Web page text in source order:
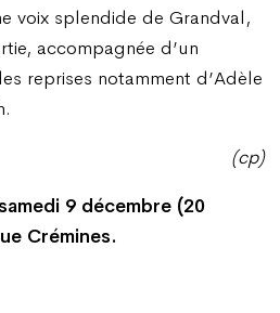
voix splendide de Grandval,
accompagnée d’un
reprises notamment d’Adèle
(cp)
9 décembre (20
Crémines.